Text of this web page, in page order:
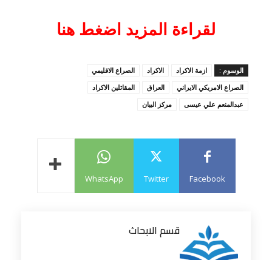
لقراءة المزيد اضغط هنا
الوسوم : ازمة الاكراد الاكراد
الصراع الاقليمي
الصراع الامريكي الايراني
العراق
المقاتلين الاكراد
عبدالمنعم علي عيسى
مركز البيان
Facebook
Twitter
WhatsApp
قسم الابحاث